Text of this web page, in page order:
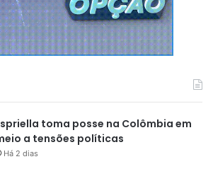
toma posse na Colômbia em
a tensões políticas
Há 2 dias